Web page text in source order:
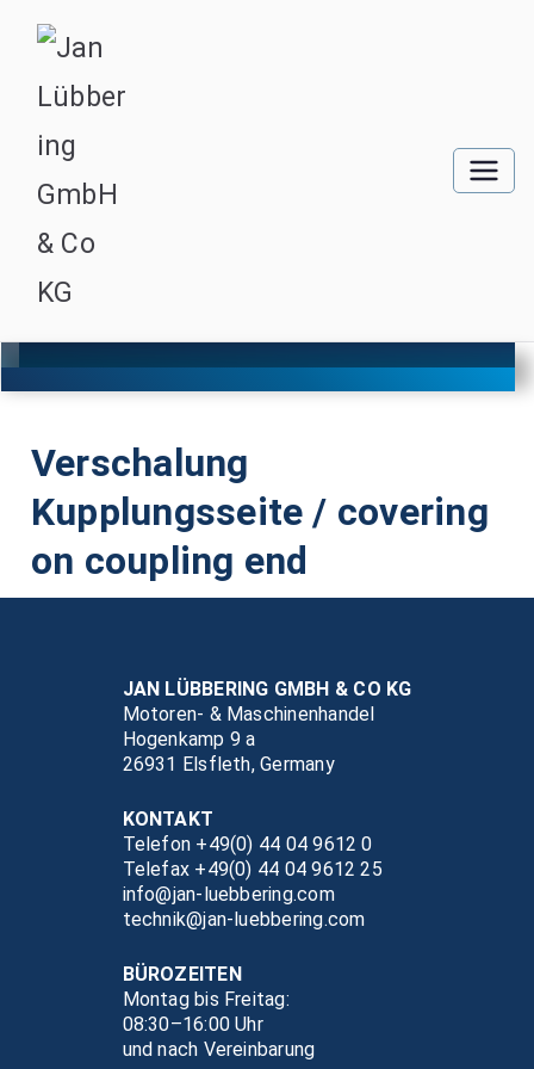
Verschalung
Kupplungsseite / covering
on coupling end
JAN LÜBBERING GMBH & CO KG
Motoren- & Maschinenhandel
Hogenkamp 9 a
26931 Elsfleth, Germany
KONTAKT
Telefon +49(0) 44 04 9612 0
Telefax +49(0) 44 04 9612 25
info@jan-luebbering.com
technik@jan-luebbering.com
BÜROZEITEN
Montag bis Freitag:
08:30–16:00 Uhr
und nach Vereinbarung